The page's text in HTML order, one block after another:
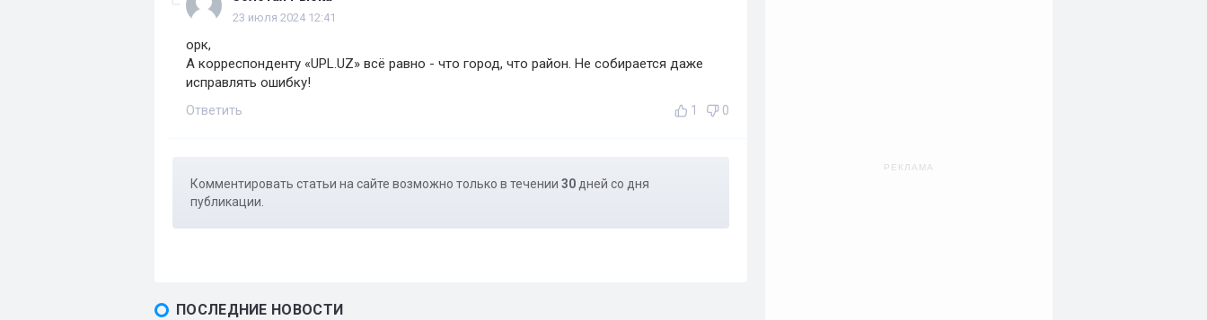
23 июля 2024 12:41
орк,
А корреспонденту «UPL.UZ» всё равно - что город, что район. Не собирается даже
исправлять ошибку!
Ответить 1 0
Комментировать статьи на сайте возможно только в течении 30 дней со дня
публикации.
ПОСЛЕДНИЕ НОВОСТИ